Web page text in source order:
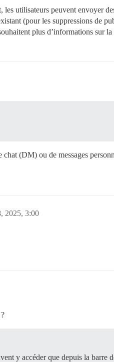
utilisateurs peuvent envoyer
(pour les suppressions de
plus d’informations sur
(DM) ou de messages
2025, 3:00
y accéder que depuis la barre